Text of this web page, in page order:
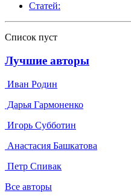
Статей:
Список пуст
Лучшие авторы
Иван Родин
Дарья Гармоненко
Игорь Субботин
Анастасия Башкатова
Петр Спивак
Все авторы